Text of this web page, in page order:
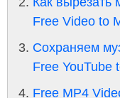
Free Video to
Сохраняем
Free YouTube
Free MP4